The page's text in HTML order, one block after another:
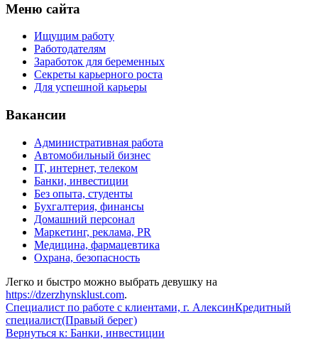
Меню сайта
Ищущим работу
Работодателям
Заработок для беременных
Секреты карьерного роста
Для успешной карьеры
Вакансии
Административная работа
Автомобильный бизнес
IT, интернет, телеком
Банки, инвестиции
Без опыта, студенты
Бухгалтерия, финансы
Домашний персонал
Маркетинг, реклама, PR
Медицина, фармацевтика
Охрана, безопасность
Легко и быстро можно выбрать девушку на
https://dzerzhynsklust.com.
Специалист по работе с клиентами, г. АлексинКредитный
специалист(Правый берег)
Вернуться к: Банки, инвестиции